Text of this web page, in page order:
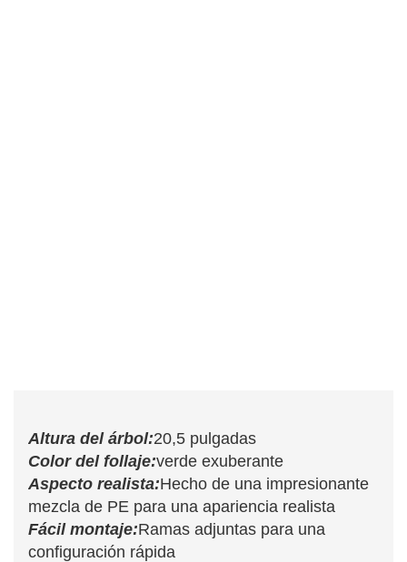
Altura del árbol:20,5 pulgadas
Color del follaje:verde exuberante
Aspecto realista:Hecho de una impresionante
mezcla de PE para una apariencia realista
Fácil montaje:Ramas adjuntas para una
configuración rápida